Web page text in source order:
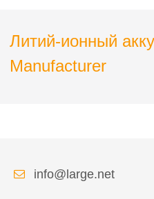
Литий-ионный
Manufacturer
info@large.net